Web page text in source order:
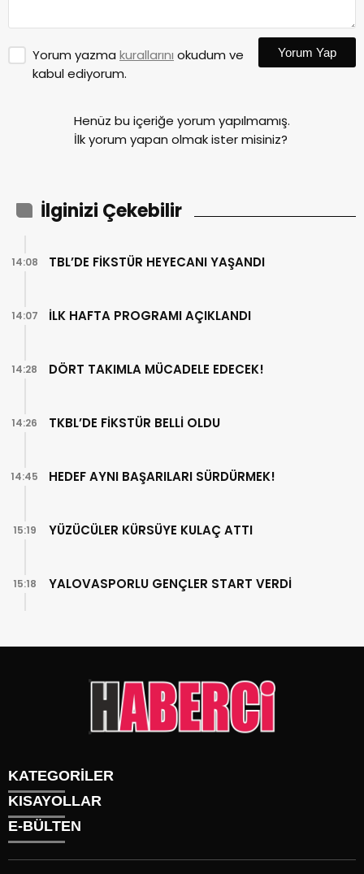
Yorum yazma kurallarını okudum ve
kabul ediyorum.
Yorum Yap
Henüz bu içeriğe yorum yapılmamış.
İlk yorum yapan olmak ister misiniz?
İlginizi Çekebilir
TBL’DE FİKSTÜR HEYECANI YAŞANDI
14:08
İLK HAFTA PROGRAMI AÇIKLANDI
14:07
DÖRT TAKIMLA MÜCADELE EDECEK!
14:28
TKBL’DE FİKSTÜR BELLİ OLDU
14:26
HEDEF AYNI BAŞARILARI SÜRDÜRMEK!
14:45
YÜZÜCÜLER KÜRSÜYE KULAÇ ATTI
15:19
YALOVASPORLU GENÇLER START VERDİ
15:18
KATEGORİLER
Gündem
Siyaset
KISAYOLLAR
Künye
Üyelik
E-BÜLTEN